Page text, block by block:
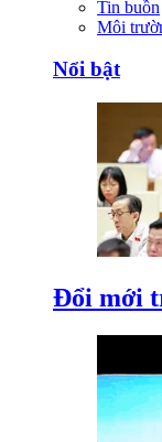
Tin buồn
Môi
Nổi bật
Đổi mới